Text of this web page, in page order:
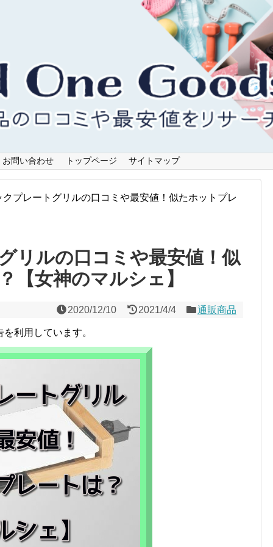
お問い合わせ トップページ サイトマップ
クプレートグリルの口コミや最安値！似たホットプレ
リルの口コミや最安値！似
【女神のマルシェ】
2020/12/10 2021/4/4 通販商品
利用しています。